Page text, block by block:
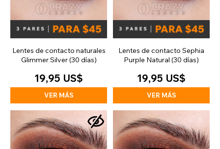
Lentes de contacto naturales
Glimmer Silver (30 días)
19,95 US$
VER MÁS
Lentes de contacto Sephia
Purple Natural (30 días)
19,95 US$
VER MÁS